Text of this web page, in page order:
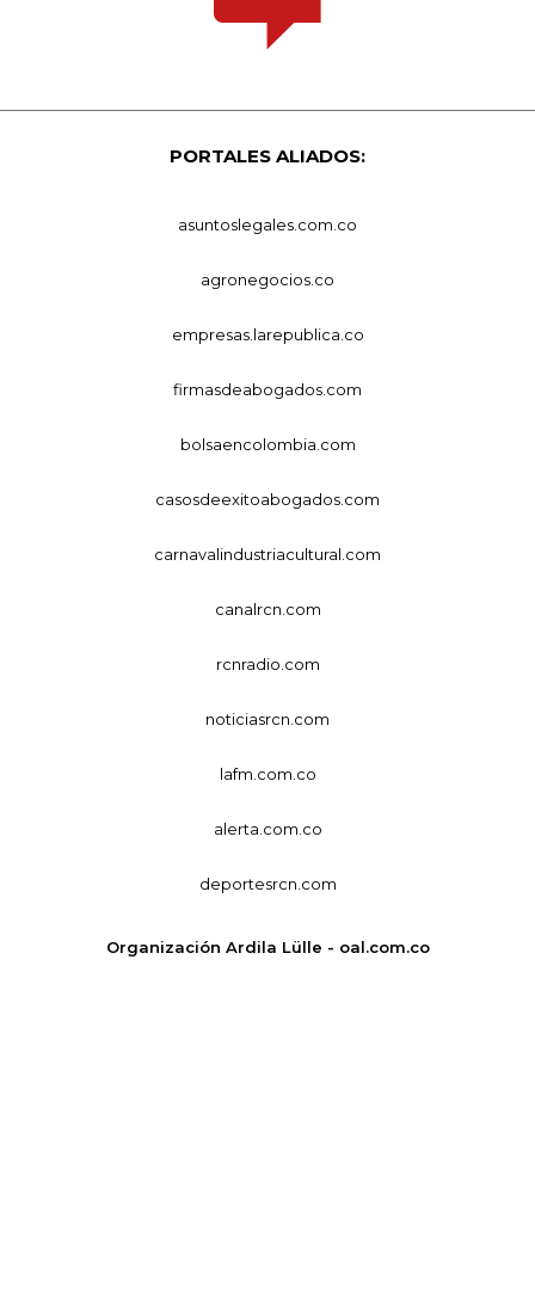
PORTALES ALIADOS:
asuntoslegales.com.co
agronegocios.co
empresas.larepublica.co
firmasdeabogados.com
bolsaencolombia.com
casosdeexitoabogados.com
carnavalindustriacultural.com
canalrcn.com
rcnradio.com
noticiasrcn.com
lafm.com.co
alerta.com.co
deportesrcn.com
Organización Ardila Lülle - oal.com.co